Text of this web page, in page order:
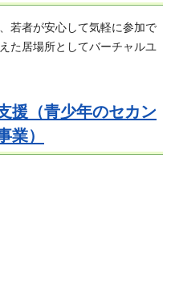
若者が安心して気軽に参加で
た居場所としてバーチャルユ
援（青少年のセカン
業）